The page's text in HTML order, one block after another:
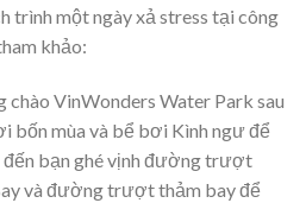
trình một ngày xả stress tại công
khảo:
chào VinWonders Water Park sau
bốn mùa và bể bơi Kình ngư để
bạn ghé vịnh đường trượt
và đường trượt thảm bay để